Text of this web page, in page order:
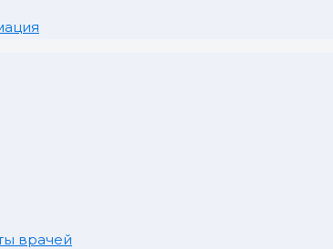
врачей